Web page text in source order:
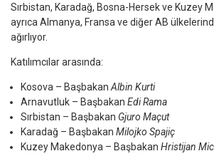
Sırbistan, Karadağ, Bosna-Hersek ve Kuzey
ayrıca Almanya, Fransa ve diğer AB
ağırlıyor.
Katılımcılar arasında:
Kosova – Başbakan Albin Kurti
Arnavutluk – Başbakan Edi Rama
Sırbistan – Başbakan Gjuro Maçut
Karadağ – Başbakan Milojko Spajiç
Kuzey Makedonya – Başbakan Hristijan